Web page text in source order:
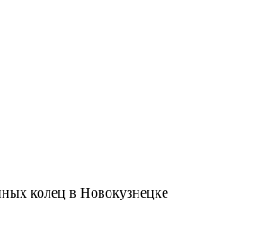
колец в Новокузнецке